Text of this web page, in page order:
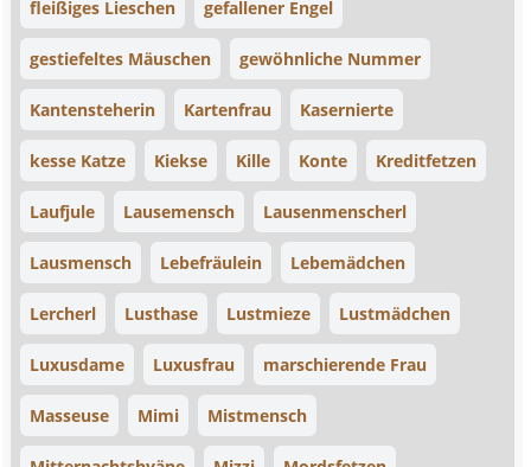
fleißiges Lieschen gefallener Engel
gestiefeltes Mäuschen gewöhnliche Nummer
Kantensteherin Kartenfrau Kasernierte
kesse Katze Kiekse Kille Konte Kreditfetzen
Laufjule Lausemensch Lausenmenscherl
Lausmensch Lebefräulein Lebemädchen
Lercherl Lusthase Lustmieze Lustmädchen
Luxusdame Luxusfrau marschierende Frau
Masseuse Mimi Mistmensch